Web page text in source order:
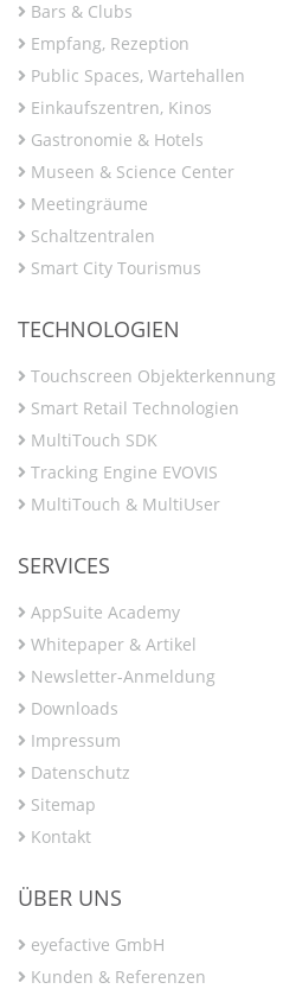
Bars & Clubs
Empfang, Rezeption
Public Spaces, Wartehallen
Einkaufszentren, Kinos
Gastronomie & Hotels
Museen & Science Center
Meetingräume
Schaltzentralen
Smart City Tourismus
TECHNOLOGIEN
Touchscreen Objekterkennung
Smart Retail Technologien
MultiTouch SDK
Tracking Engine EVOVIS
MultiTouch & MultiUser
SERVICES
AppSuite Academy
Whitepaper & Artikel
Newsletter-Anmeldung
Downloads
Impressum
Datenschutz
Sitemap
Kontakt
ÜBER UNS
eyefactive GmbH
Kunden & Referenzen